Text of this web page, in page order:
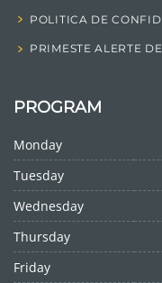
POLITICA DE
PRIMESTE ALERTE
PROGRAM
Monday
Tuesday
Wednesday
Thursday
Friday